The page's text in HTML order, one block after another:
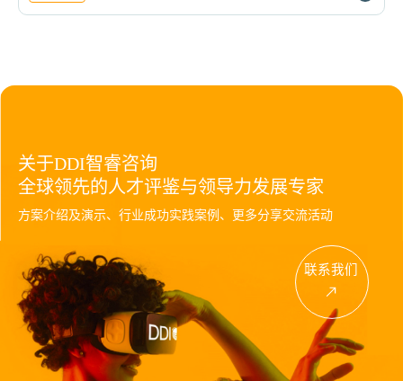
关于DDI智睿咨询
全球领先的人才评鉴与领导力发展专家
方案介绍及演示、行业成功实践案例、更多分享交流活动
联系我们